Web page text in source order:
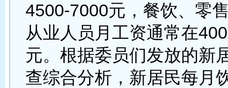
4500-7000元，餐饮、零
从业人员月工资通常在
元。根据委员们发放的新
查综合分析，新居民每月